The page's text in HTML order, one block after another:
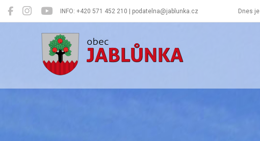
INFO: +420 571 452 210 | podatelna@jablunka.cz Dnes je
Jablůnka